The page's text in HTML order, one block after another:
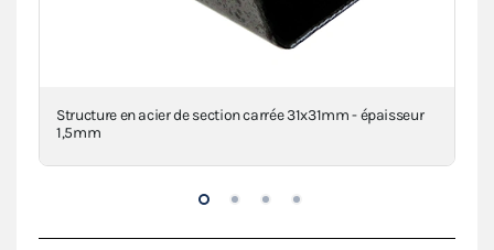
Structure en acier de section carrée 31x31mm - épaisseur
1,5mm